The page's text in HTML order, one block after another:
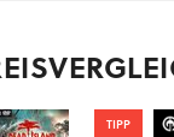
TIPP